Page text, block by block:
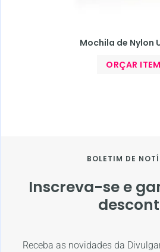
Mochila de Nylon
ORÇAR ITEM
BOLETIM DE
Inscreva-se e
Receba as novidades da